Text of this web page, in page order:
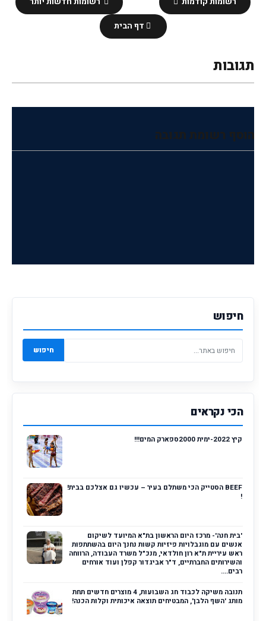
דף הבית
תגובות
הוסף רשומת תגובה
חיפוש
חיפוש
הכי נקראים
קיץ 2022-ימית 2000ספארק המים!!!
BEEF הסטייק הכי משתלם בעיר – עכשיו גם אצלכם בבית!
!
'בית חנה'- מרכז היום הראשון בת"א המיועד לשיקום
אנשים עם מוגבלויות פיזיות קשות נחנך היום בהשתתפות
ראש עיריית ת"א רון חולדאי, מנכ"ל משרד העבודה, הרווחה
והשירותים החברתיים, ד"ר אביגדור קפלן ועוד אורחים
רבים....
תנובה משיקה לכבוד חג השבועות, 4 מוצרים חדשים תחת
מותג 'השף הלבן', המבטיחים תוצאה איכותית וקלות הכנה!